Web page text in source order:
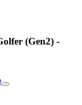
(Gen2) -